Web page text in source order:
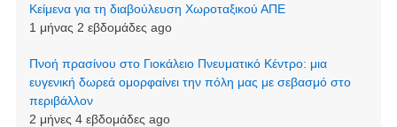
Kείμενα για τη διαβούλευση Χωροταξικού ΑΠΕ
1 μήνας 2 εβδομάδες ago
Πνοή πρασίνου στο Γιοκάλειο Πνευματικό Κέντρο: μια
ευγενική δωρεά ομορφαίνει την πόλη μας με σεβασμό στο
περιβάλλον
2 μήνες 4 εβδομάδες ago